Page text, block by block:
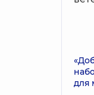
для